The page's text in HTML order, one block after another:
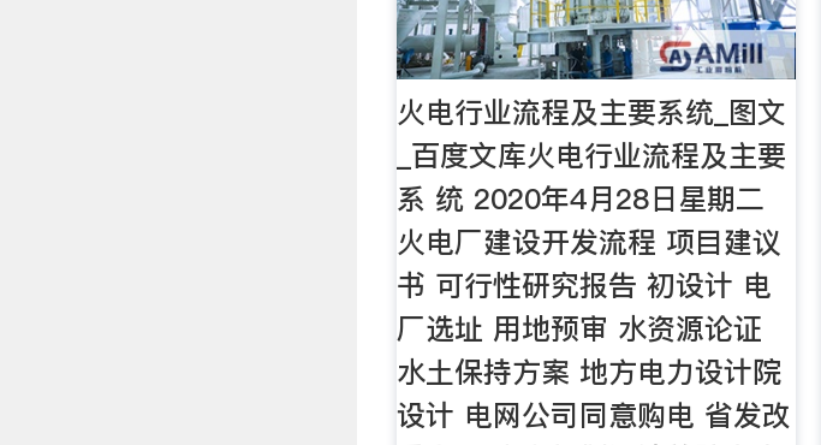
火电行业流程及主要系统_图文
_百度文库火电行业流程及主要
系 统 2020年4月28日星期二
火电厂建设开发流程 项目建议
书 可行性研究报告 初设计 电
厂选址 用地预审 水资源论证
水土保持方案 地方电力设计院
设计 电网公司同意购电 省发改